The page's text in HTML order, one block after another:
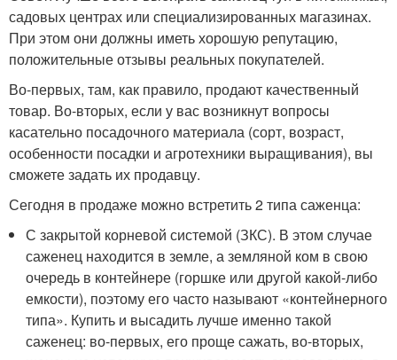
садовых центрах или специализированных магазинах.
При этом они должны иметь хорошую репутацию,
положительные отзывы реальных покупателей.
Во-первых, там, как правило, продают качественный
товар. Во-вторых, если у вас возникнут вопросы
касательно посадочного материала (сорт, возраст,
особенности посадки и агротехники выращивания), вы
сможете задать их продавцу.
Сегодня в продаже можно встретить 2 типа саженца:
С закрытой корневой системой (ЗКС). В этом случае
саженец находится в земле, а земляной ком в свою
очередь в контейнере (горшке или другой какой-либо
емкости), поэтому его часто называют «контейнерного
типа». Купить и высадить лучше именно такой
саженец: во-первых, его проще сажать, во-вторых,